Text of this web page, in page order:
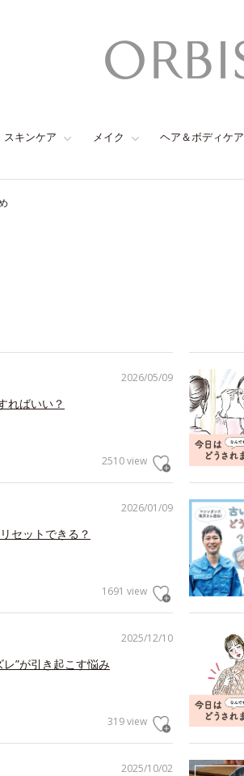
スキンケア メイク ヘア＆ボディケア
2026/05/09
ればいい？
2510 view
2026/01/09
セットできる？
1691 view
2025/12/10
”が引き起こす悩み
319 view
2025/10/02